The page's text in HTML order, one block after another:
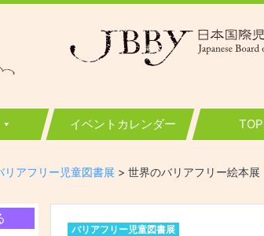
評議会
イベントカレンダー
リアフリー児童図書展 > 世界のバリアフリー絵本展
バリアフリー児童図書展